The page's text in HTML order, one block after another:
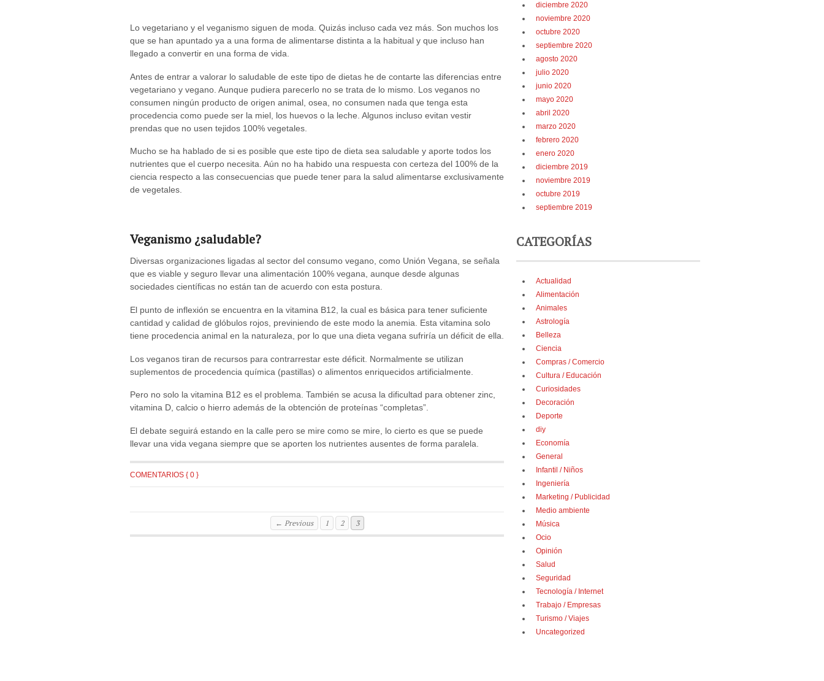
Lo vegetariano y el veganismo siguen de moda. Quizás incluso cada vez más. Son muchos los
que se han apuntado ya a una forma de alimentarse distinta a la habitual y que incluso han
llegado a convertir en una forma de vida.
Antes de entrar a valorar lo saludable de este tipo de dietas he de contarte las diferencias entre
vegetariano y vegano. Aunque pudiera parecerlo no se trata de lo mismo. Los veganos no
consumen ningún producto de origen animal, osea, no consumen nada que tenga esta
procedencia como puede ser la miel, los huevos o la leche. Algunos incluso evitan vestir
prendas que no usen tejidos 100% vegetales.
Mucho se ha hablado de si es posible que este tipo de dieta sea saludable y aporte todos los
nutrientes que el cuerpo necesita. Aún no ha habido una respuesta con certeza del 100% de la
ciencia respecto a las consecuencias que puede tener para la salud alimentarse exclusivamente
de vegetales.
Veganismo ¿saludable?
Diversas organizaciones ligadas al sector del consumo vegano, como Unión Vegana, se señala
que es viable y seguro llevar una alimentación 100% vegana, aunque desde algunas
sociedades científicas no están tan de acuerdo con esta postura.
El punto de inflexión se encuentra en la vitamina B12, la cual es básica para tener suficiente
cantidad y calidad de glóbulos rojos, previniendo de este modo la anemia. Esta vitamina solo
tiene procedencia animal en la naturaleza, por lo que una dieta vegana sufriría un déficit de ella.
Los veganos tiran de recursos para contrarrestar este déficit. Normalmente se utilizan
suplementos de procedencia química (pastillas) o alimentos enriquecidos artificialmente.
Pero no solo la vitamina B12 es el problema. También se acusa la dificultad para obtener zinc,
vitamina D, calcio o hierro además de la obtención de proteínas “completas”.
El debate seguirá estando en la calle pero se mire como se mire, lo cierto es que se puede
llevar una vida vegana siempre que se aporten los nutrientes ausentes de forma paralela.
COMENTARIOS { 0 }
← Previous 1 2 3
diciembre 2020
noviembre 2020
octubre 2020
septiembre 2020
agosto 2020
julio 2020
junio 2020
mayo 2020
abril 2020
marzo 2020
febrero 2020
enero 2020
diciembre 2019
noviembre 2019
octubre 2019
septiembre 2019
CATEGORÍAS
Actualidad
Alimentación
Animales
Astrología
Belleza
Ciencia
Compras / Comercio
Cultura / Educación
Curiosidades
Decoración
Deporte
diy
Economía
General
Infantil / Niños
Ingeniería
Marketing / Publicidad
Medio ambiente
Música
Ocio
Opinión
Salud
Seguridad
Tecnología / Internet
Trabajo / Empresas
Turismo / Viajes
Uncategorized